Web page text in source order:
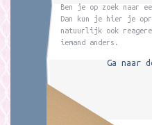
Ben je op zoek naar
Dan kun je hier je
natuurlijk ook
iemand anders.
Ga naar